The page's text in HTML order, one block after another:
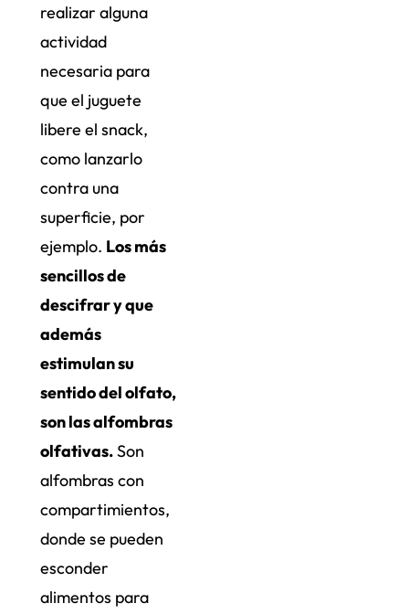
realizar alguna
actividad
necesaria para
que el juguete
libere el snack,
como lanzarlo
contra una
superficie, por
ejemplo. Los más
sencillos de
descifrar y que
además
estimulan su
sentido del olfato,
son las alfombras
olfativas.Son
alfombras con
compartimientos,
donde se pueden
esconder
alimentos para